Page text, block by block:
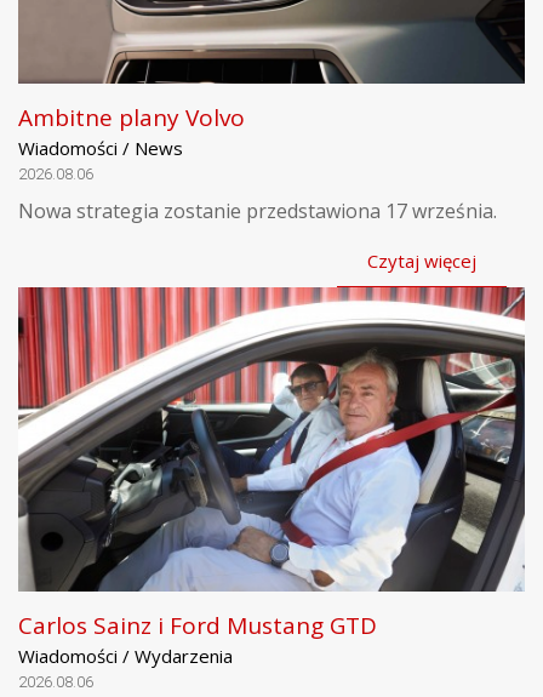
Ambitne plany Volvo
Wiadomości / News
2026.08.06
Nowa strategia zostanie przedstawiona 17 września.
Czytaj więcej
Carlos Sainz i Ford Mustang GTD
Wiadomości / Wydarzenia
2026.08.06